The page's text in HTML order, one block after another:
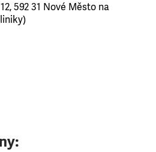
592 31 Nové Město na